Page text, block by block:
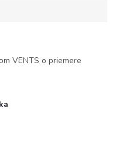
VENTS o priemere